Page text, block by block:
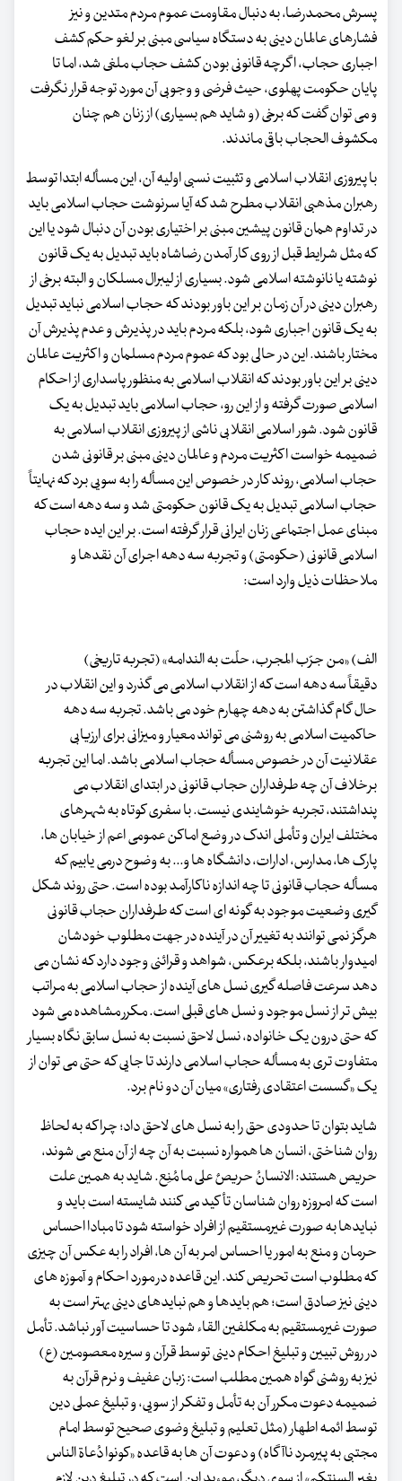
پسرش محمدرضا، به دنبال مقاومت عموم مردم متدین و نیز
فشارهای عالمان دینی به دستگاه سیاسی مبنی بر لغو حکم کشف
اجباری حجاب، اگرچه قانونی بودن کشف حجاب ملغی شد، اما تا
پایان حکومت پهلوی، حیث فرضی و وجوبی آن مورد توجه قرار نگرفت
و می توان گفت که برخی (و شاید هم بسیاری) از زنان هم چنان
مکشوف الحجاب باقی ماندند.
با پیروزی انقلاب اسلامی و تثبیت نسبی اولیه آن، این مسأله ابتدا توسط
رهبران مذهبی انقلاب مطرح شد که آیا سرنوشت حجاب اسلامی باید
در تداوم همان قانون پیشین مبنی بر اختیاری بودن آن دنبال شود یا این
که مثل شرایط قبل از روی کار آمدن رضاشاه باید تبدیل به یک قانون
نوشته یا نانوشته اسلامی شود. بسیاری از لیبرال مسلکان و البته برخی از
رهبران دینی در آن زمان بر این باور بودند که حجاب اسلامی نباید تبدیل
به یک قانون اجباری شود، بلکه مردم باید در پذیرش و عدم پذیرش آن
مختار باشند. این در حالی بود که عموم مردم مسلمان و اکثریت عالمان
دینی بر این باور بودند که انقلاب اسلامی به منظور پاسداری از احکام
اسلامی صورت گرفته و از این رو، حجاب اسلامی باید تبدیل به یک
قانون شود. شور اسلامی انقلابی ناشی از پیروزی انقلاب اسلامی به
ضمیمه خواست اکثریت مردم و عالمان دینی مبنی بر قانونی شدن
حجاب اسلامی، روند کار در خصوص این مسأله را به سویی برد که نهایتاً
حجاب اسلامی تبدیل به یک قانون حکومتی شد و سه دهه است که
مبنای عمل اجتماعی زنان ایرانی قرار گرفته است. بر این ایده حجاب
اسلامی قانونی (حکومتی) و تجربه سه دهه اجرای آن نقدها و
ملاحظات ذیل وارد است:
الف) «من جرّب المجرب، حلّت به الندامه» (تجربه تاریخی)
دقیقاً سه دهه است که از انقلاب اسلامی می گذرد و این انقلاب در
حال گام گذاشتن به دهه چهارم خود می باشد. تجربه سه دهه
حاکمیت اسلامی به روشنی می تواند معیار و میزانی برای ارزیابی
عقلانیت آن در خصوص مسأله حجاب اسلامی باشد. اما این تجربه
برخلاف آن چه طرفداران حجاب قانونی در ابتدای انقلاب می
پنداشتند، تجربه خوشایندی نیست. با سفری کوتاه به شهرهای
مختلف ایران و تأملی اندک در وضع اماکن عمومی اعم از خیابان ها،
پارک ها، مدارس، ادارات، دانشگاه ها و... به وضوح درمی یابیم که
مسأله حجاب قانونی تا چه اندازه ناکارآمد بوده است. حتی روند شکل
گیری وضعیت موجود به گونه ای است که طرفداران حجاب قانونی
هرگز نمی توانند به تغییر آن در آینده در جهت مطلوب خودشان
امیدوار باشند، بلکه برعکس، شواهد و قرائنی وجود دارد که نشان می
دهد سرعت فاصله گیری نسل های آینده از حجاب اسلامی به مراتب
بیش تر از نسل موجود و نسل های قبلی است. مکرر مشاهده می شود
که حتی درون یک خانواده، نسل لاحق نسبت به نسل سابق نگاه بسیار
متفاوت تری به مسأله حجاب اسلامی دارند تا جایی که حتی می توان از
یک «گسست اعتقادی رفتاری» میان آن دو نام برد.
شاید بتوان تا حدودی حق را به نسل های لاحق داد؛ چرا که به لحاظ
روان شناختی، انسان ها همواره نسبت به آن چه از آن منع می شوند،
حریص هستند: الانسانُ حریصٌ علی ما مُنِع. شاید به همین علت
است که امروزه روان شناسان تأکید می کنند شایسته است باید و
نبایدها به صورت غیرمستقیم از افراد خواسته شود تا مبادا احساس
حرمان و منع به امور یا احساس امر به آن ها، افراد را به عکس آن چیزی
که مطلوب است تحریص کند. این قاعده در مورد احکام و آموزه های
دینی نیز صادق است؛ هم بایدها و هم نبایدهای دینی بهتر است به
صورت غیرمستقیم به مکلفین القاء شود تا حساسیت آور نباشد. تأمل
در روش تبیین و تبلیغ احکام دینی توسط قرآن و سیره معصومین (ع)
نیز به روشنی گواه همین مطلب است: زبان عفیف و نرم قرآن به
ضمیمه دعوت مکرر آن به تأمل و تفکر از سویی، و تبلیغ عملی دین
توسط ائمه اطهار (مثل تعلیم و تبلیغ وضوی صحیح توسط امام
مجتبی به پیرمرد ناآگاه) و دعوت آن ها به قاعده «کونوا دُعاة الناس